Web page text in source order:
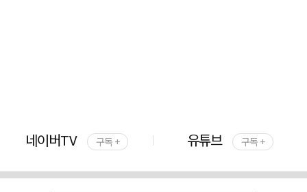
네이버TV 구독 + 유튜브 구독 +